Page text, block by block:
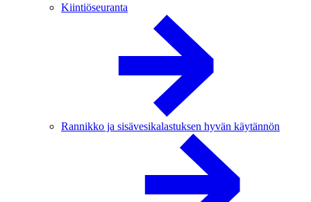
Kiintiöseuranta
Rannikko ja sisävesikalastuksen hyvän käytännön